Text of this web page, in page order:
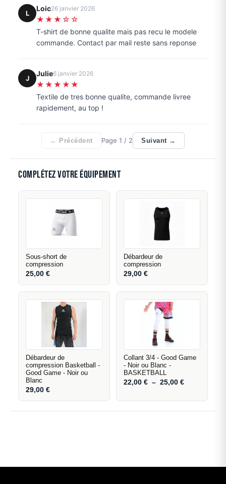
L
Loic26 janvier 2026
★★★☆☆
T-shirt de bonne qualite mais pas recu le modele
commande. Contact par mail reste sans reponse
J
Julie6 janvier 2026
★★★★★
Textile de tres bonne qualite, commande livree
rapidement, au top !
← Précédent Page1 / 2 Suivant →
Complétez votre équipement
Sous-short de
compression
25,00€
Débardeur de
compression
29,00€
Débardeur de
compression Basketball -
Good Game - Noir ou
Blanc
29,00€
Collant 3/4 - Good Game
- Noir ou Blanc -
BASKETBALL
22,00€ – 25,00€